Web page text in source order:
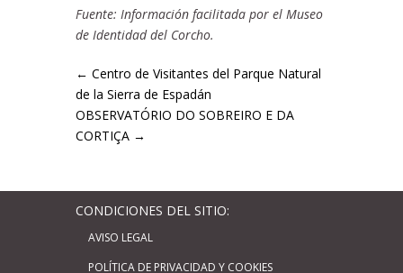
Fuente: Información facilitada por el Museo
de Identidad del Corcho.
← Centro de Visitantes del Parque Natural
de la Sierra de Espadán
OBSERVATÓRIO DO SOBREIRO E DA
CORTIÇA →
CONDICIONES DEL SITIO:
AVISO LEGAL
POLÍTICA DE PRIVACIDAD Y COOKIES